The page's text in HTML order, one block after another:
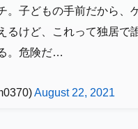
。子どもの手前だから、
るけど、これって独居で
。危険だ…
August 22, 2021